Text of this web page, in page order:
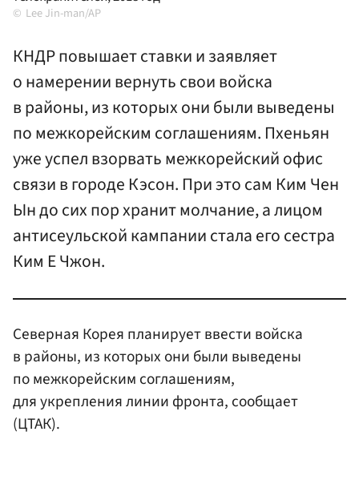
Lee Jin-man/AP
КНДР повышает ставки и заявляет
о намерении вернуть свои войска
в районы, из которых они были выведены
по межкорейским соглашениям. Пхеньян
уже успел взорвать межкорейский офис
связи в городе Кэсон. При это сам Ким Чен
Ын до сих пор хранит молчание, а лицом
антисеульской кампании стала его сестра
Ким Е Чжон.
Северная Корея планирует ввести войска
в районы, из которых они были выведены
по межкорейским соглашениям,
для укрепления линии фронта, сообщает
(ЦТАК).